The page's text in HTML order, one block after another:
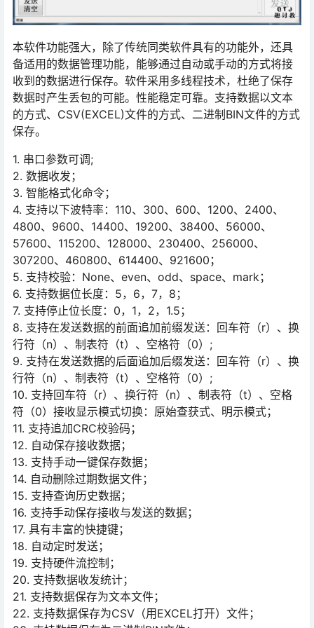
本软件功能强大，除了传统同类软件具有的功能外，还具
备适用的数据管理功能，能够通过自动或手动的方式将接
收到的数据进行保存。软件采用多线程技术，杜绝了保存
数据时产生丢包的可能。性能稳定可靠。支持数据以文本
的方式、CSV(EXCEL)文件的方式、二进制BIN文件的方式
保存。
1. 串口参数可调;
2. 数据收发；
3. 智能格式化命令；
4. 支持以下波特率：110、300、600、1200、2400、
4800、9600、14400、19200、38400、56000、
57600、115200、128000、230400、256000、
307200、460800、614400、921600；
5. 支持校验：None、even、odd、space、mark；
6. 支持数据位长度：5，6，7，8；
7. 支持停止位长度：0，1，2，1.5；
8. 支持在发送数据的前面追加前缀发送：回车符（r）、换
行符（n）、制表符（t）、空格符（0）;
9. 支持在发送数据的后面追加后缀发送：回车符（r）、换
行符（n）、制表符（t）、空格符（0）;
10. 支持回车符（r）、换行符（n）、制表符（t）、空格
符（0）接收显示模式切换：原始查获式、明示模式；
11. 支持追加CRC校验码；
12. 自动保存接收数据；
13. 支持手动一键保存数据；
14. 自动删除过期数据文件；
15. 支持查询历史数据；
16. 支持手动保存接收与发送的数据；
17. 具有丰富的快捷键；
18. 自动定时发送；
19. 支持硬件流控制；
20. 支持数据收发统计；
21. 支持数据保存为文本文件；
22. 支持数据保存为CSV（用EXCEL打开）文件；